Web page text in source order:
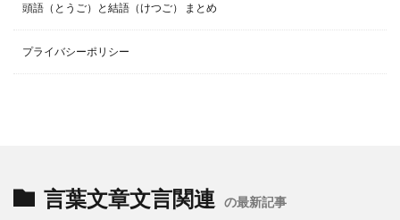
頭語（とうご）と結語（けつご） まとめ
プライバシーポリシー
言葉文章文言関連 の最新記事